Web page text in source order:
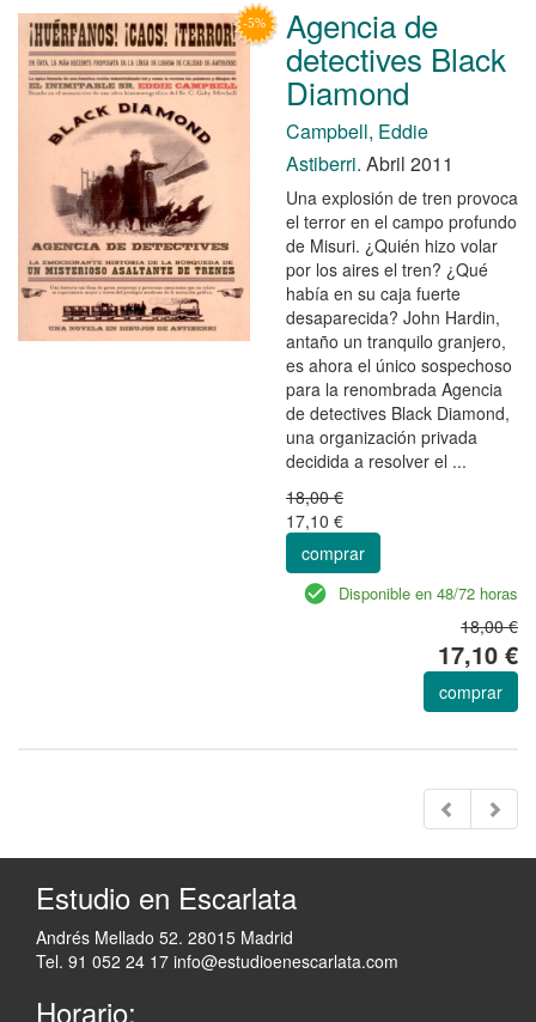
Agencia de
detectives Black
Diamond
Campbell, Eddie
Astiberri. Abril 2011
Una explosión de tren provoca
el terror en el campo profundo
de Misuri. ¿Quién hizo volar
por los aires el tren? ¿Qué
había en su caja fuerte
desaparecida? John Hardin,
antaño un tranquilo granjero,
es ahora el único sospechoso
para la renombrada Agencia
de detectives Black Diamond,
una organización privada
decidida a resolver el ...
18,00 €
17,10 €
comprar
Disponible en 48/72 horas
18,00 €
17,10 €
comprar
Estudio en Escarlata
Andrés Mellado 52. 28015 Madrid
Tel. 91 052 24 17 info@estudioenescarlata.com
Horario: